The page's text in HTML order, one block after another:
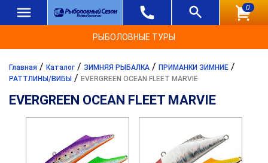
0
РЫБОЛОВНЫЕ ТУРЫ
Главная / Каталог / ЗИМНЯЯ РЫБАЛКА / ПРИМАНКИ ЗИМНИЕ /
РАТТЛИНЫ/ВИБЫ / EVERGREEN OCEAN FLEET MARVIE
EVERGREEN OCEAN FLEET MARVIE